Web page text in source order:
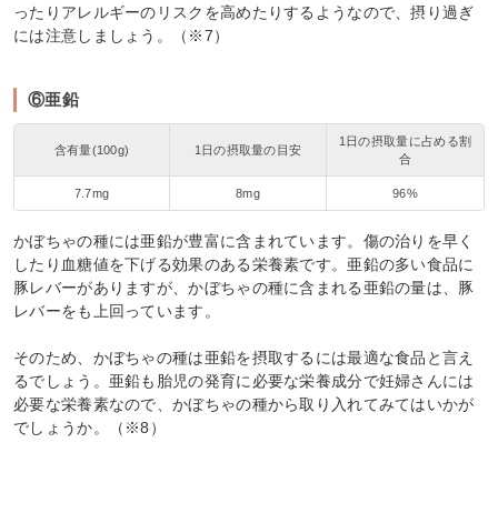
ったりアレルギーのリスクを高めたりするようなので、摂り過ぎ
には注意しましょう。（※7）
⑥亜鉛
含有量(100g) 1日の摂取量の目安
1日の摂取量に占める割
合
7.7mg 8mg 96%
かぼちゃの種には亜鉛が豊富に含まれています。傷の治りを早く
したり血糖値を下げる効果のある栄養素です。亜鉛の多い食品に
豚レバーがありますが、かぼちゃの種に含まれる亜鉛の量は、豚
レバーをも上回っています。
そのため、かぼちゃの種は亜鉛を摂取するには最適な食品と言え
るでしょう。亜鉛も胎児の発育に必要な栄養成分で妊婦さんには
必要な栄養素なので、かぼちゃの種から取り入れてみてはいかが
でしょうか。（※8）